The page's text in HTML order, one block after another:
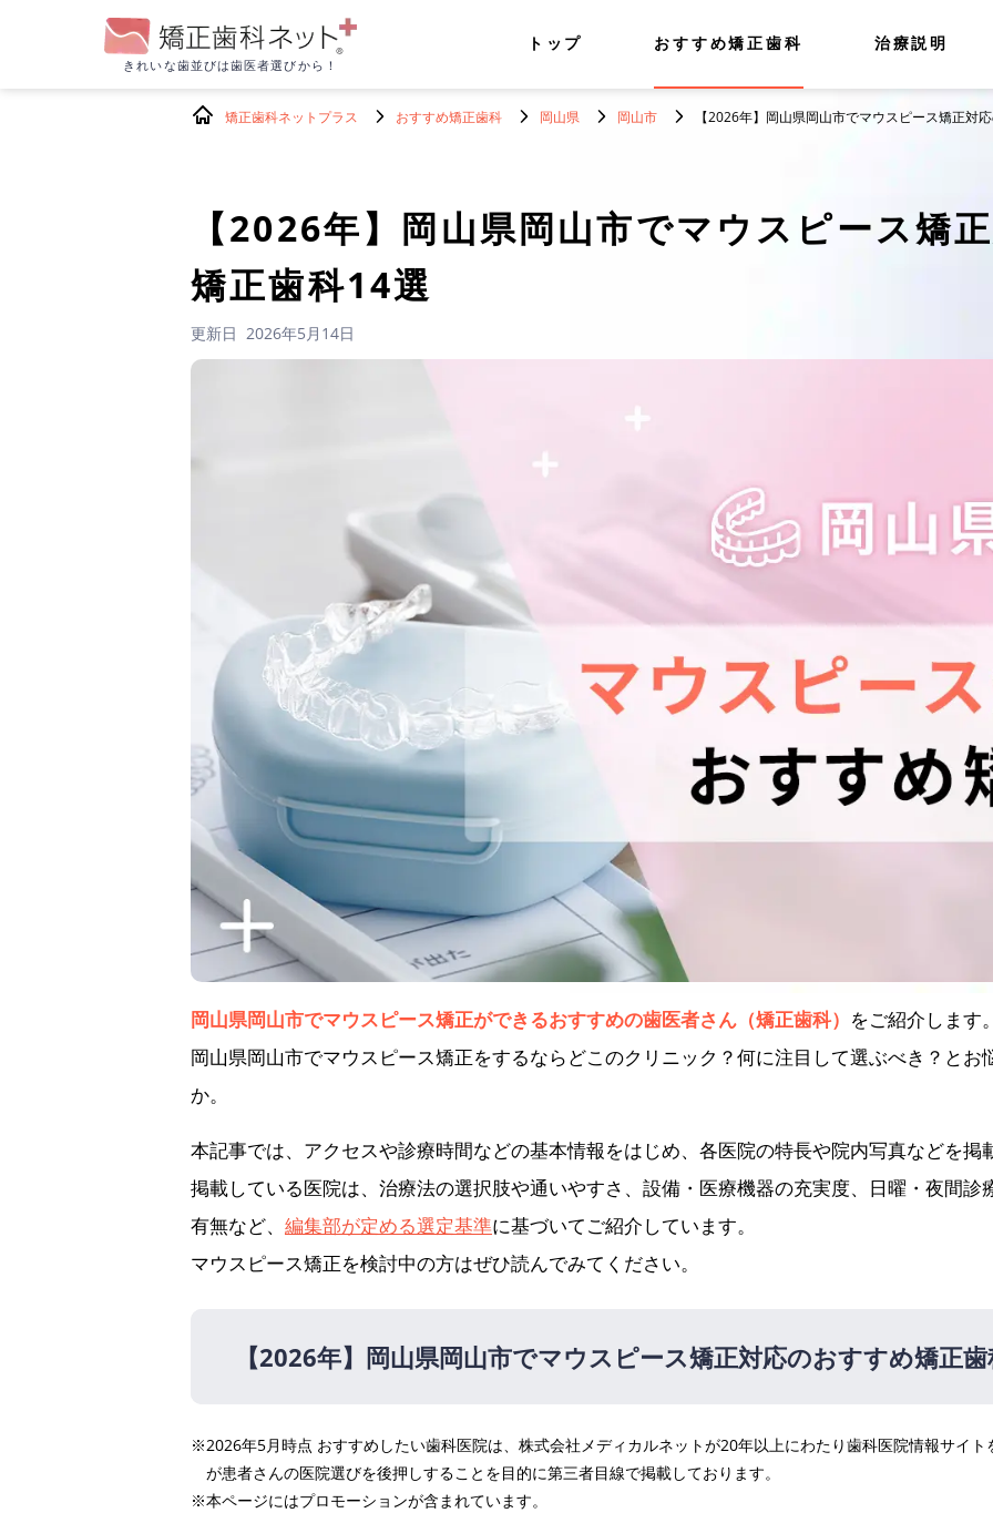
きれいな歯並びは歯医者選びから！
トップ おすすめ矯正歯科 治療説明
矯正歯科ネットプラス おすすめ矯正歯科 岡山県 岡山市 【2026年】岡山県岡山市でマウスピース矯正対
【2026年】 岡山県岡山市でマウスピース矯
矯正歯科14選
更新日 2026年5月14日
岡山県岡山市でマウスピース矯正ができるおすすめの歯医者さん（矯正歯科） をご紹介します
岡山県岡山市でマウスピース矯正をするならどこのクリニック？何に注目して選ぶべき？と
か。
本記事では、アクセスや診療時間などの基本情報をはじめ、各医院の特長や院内写真などを掲
掲載している医院は、治療法の選択肢や通いやすさ、設備・医療機器の充実度、日曜・夜間
有無など、 編集部が定める選定基準に基づいてご紹介しています。
マウスピース矯正を検討中の方はぜひ読んでみてください。
【2026年】 岡山県岡山市でマウスピース矯正対応のおすすめ矯正
医療法人社団爽凛会 ふじおか歯科・矯正歯科 PR
田中矯正歯科医院 PR
※2026年5月時点 おすすめしたい歯科医院は、株式会社メディカルネットが20年以上にわたり歯科医院情報サイ
が患者さんの医院選びを後押しすることを目的に第三者目線で掲載しております。
※本ページにはプロモーションが含まれています。